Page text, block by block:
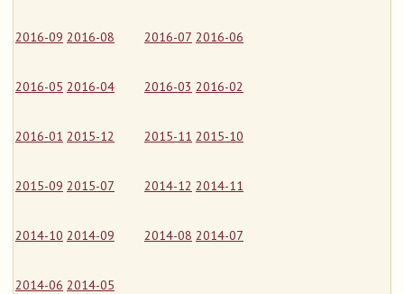
2016-09 2016-08 2016-07 2016-06
2016-05 2016-04 2016-03 2016-02
2016-01 2015-12 2015-11 2015-10
2015-09 2015-07 2014-12 2014-11
2014-10 2014-09 2014-08 2014-07
2014-06 2014-05